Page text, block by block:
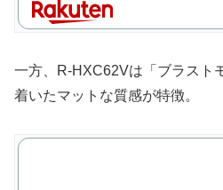
一方、R-HXC62Vは「ブラスト
着いたマットな質感が特徴。